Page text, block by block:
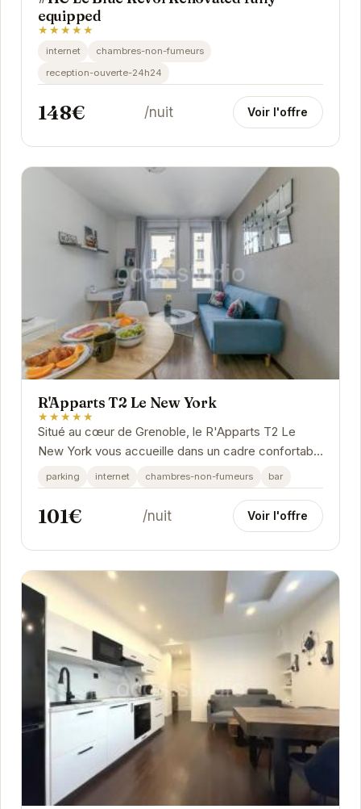
equipped
★★★★★
internet
chambres-non-fumeurs
reception-ouverte-24h24
148€ /nuit Voir l'offre
R'Apparts T2 Le New York
★★★★★
Situé au cœur de Grenoble, le R'Apparts T2 Le
New York vous accueille dans un cadre confortable
et élégant. Parfaitement situé pour les...
parking internet chambres-non-fumeurs bar
101€ /nuit Voir l'offre